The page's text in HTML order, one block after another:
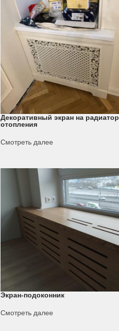
Декоративный экран на радиатор
отопления
Смотреть далее
Экран-подоконник
Смотреть далее